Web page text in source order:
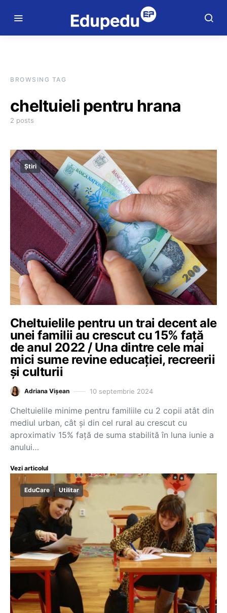
BROWSING TAG
cheltuieli pentru hrana
2 posts
Știri
Cheltuielile pentru un trai decent ale
unei familii au crescut cu 15% față
de anul 2022 / Una dintre cele mai
mici sume revine educației, recreerii
și culturii
Adriana Vișean 10 septembrie 2024
Cheltuielile minime pentru familiile cu 2 copii atât din
mediul urban, cât și din cel rural au crescut cu
aproximativ 15% față de suma stabilită în luna iunie a
anului…
Vezi articolul
EduCare Utilitar